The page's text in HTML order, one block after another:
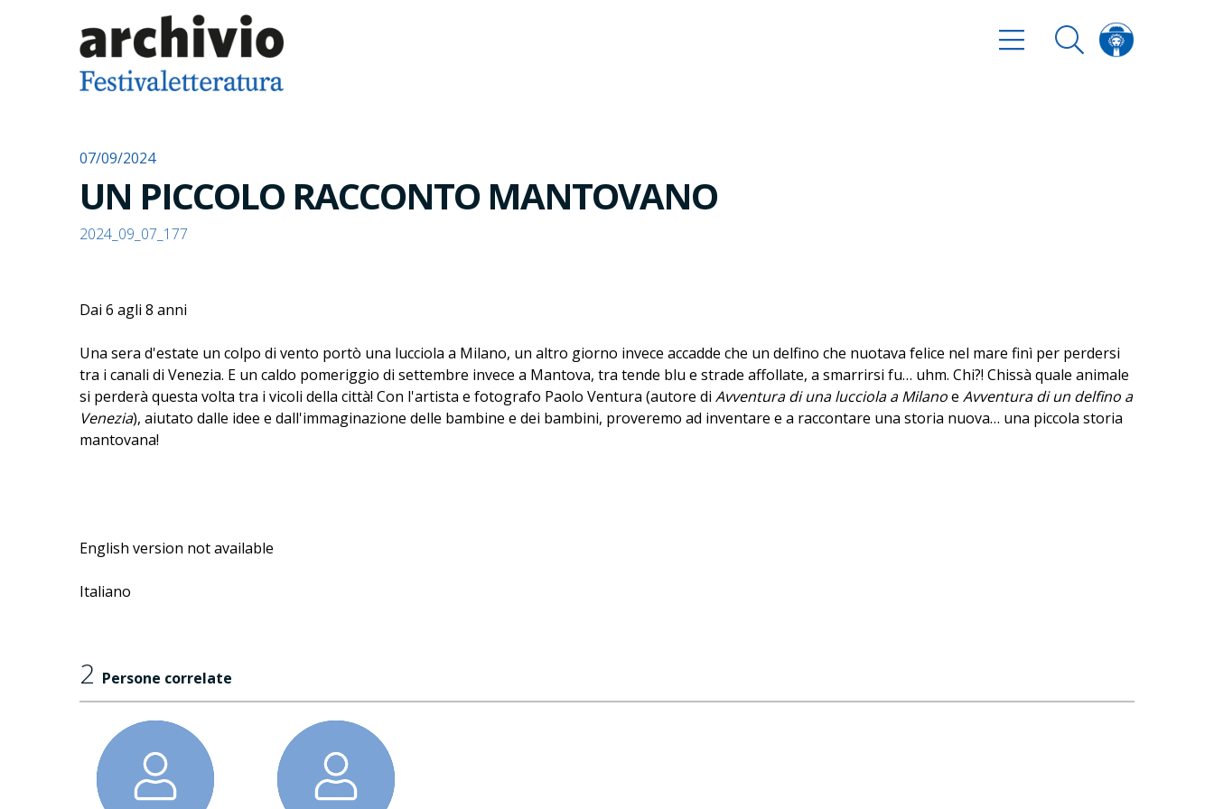
07/09/2024
UN PICCOLO RACCONTO MANTOVANO
2024_09_07_177
Dai 6 agli 8 anni
Una sera d'estate un colpo di vento portò una lucciola a Milano, un altro giorno invece accadde che un delfino che nuotava felice nel mare finì per perdersi
tra i canali di Venezia. E un caldo pomeriggio di settembre invece a Mantova, tra tende blu e strade affollate, a smarrirsi fu… uhm. Chi?! Chissà quale animale
si perderà questa volta tra i vicoli della città! Con l'artista e fotografo Paolo Ventura (autore di Avventura di una lucciola a Milanoe Avventura di un delfino a
Venezia), aiutato dalle idee e dall'immaginazione delle bambine e dei bambini, proveremo ad inventare e a raccontare una storia nuova… una piccola storia
mantovana!
English version not available
Italiano
2 Persone correlate